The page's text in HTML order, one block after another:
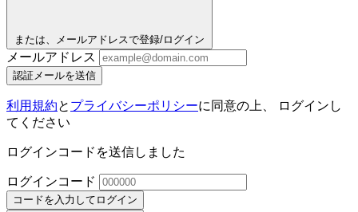
または、メールアドレスで登録/ログイン
メールアドレス
認証メールを送信
利用規約と プライバシーポリシーに同意の上、 ログインし
てください
ログインコードを送信しました
ログインコード
コードを入力してログイン